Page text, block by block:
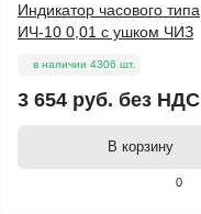
0
Индикатор часового типа
ИЧ-10 0,01 с ушком ЧИЗ
в наличии 4306 шт.
3 654 руб. без НДС
В корзину